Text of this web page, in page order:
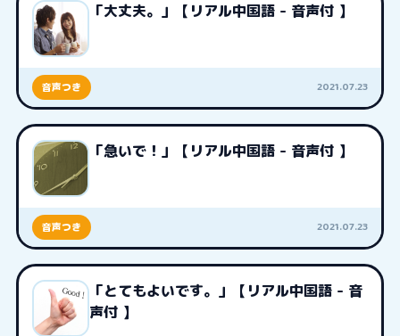
「大丈夫。」【リアル中国語 - 音声付 】
音声つき 2021.07.23
「急いで！」【リアル中国語 - 音声付 】
音声つき 2021.07.23
「とてもよいです。」【リアル中国語 - 音
声付 】